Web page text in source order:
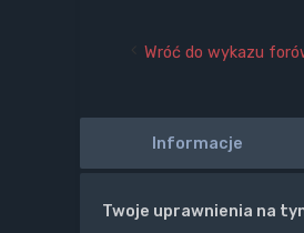
Wróć do wykazu
Informacje
Twoje uprawnienia na